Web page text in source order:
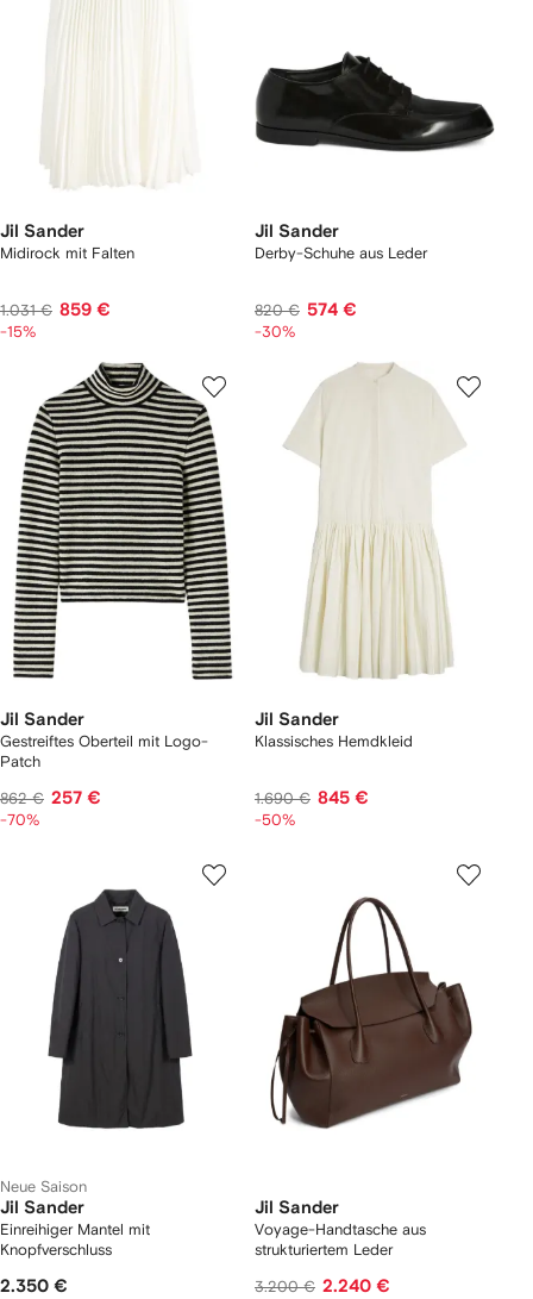
Jil Sander
Midirock mit Falten
1.031 € 859 €
-15%
Jil Sander
Derby-Schuhe aus Leder
820 € 574 €
-30%
Jil Sander
Gestreiftes Oberteil mit Logo-
Patch
862 € 257 €
-70%
Jil Sander
Klassisches Hemdkleid
1.690 € 845 €
-50%
Neue Saison
Jil Sander
Einreihiger Mantel mit
Knopfverschluss
2.350 €
Jil Sander
Voyage-Handtasche aus
strukturiertem Leder
3.200 € 2.240 €